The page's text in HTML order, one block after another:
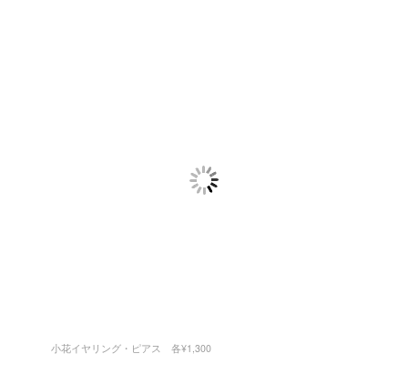
小花イヤリング・ピアス 各¥1,300